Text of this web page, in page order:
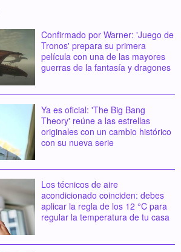
Confirmado por Warner: 'Juego de
Tronos' prepara su primera
película con una de las mayores
guerras de la fantasía y dragones
Ya es oficial: 'The Big Bang
Theory' reúne a las estrellas
originales con un cambio histórico
con su nueva serie
Los técnicos de aire
acondicionado coinciden: debes
aplicar la regla de los 12 °C para
regular la temperatura de tu casa